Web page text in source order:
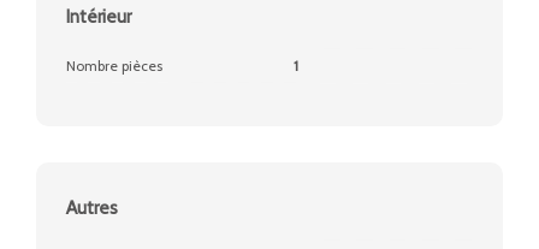
Intérieur
Nombre pièces 1
Autres